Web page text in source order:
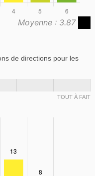
Moyenne : 3.87
de directions pour les
TOUT À FAIT